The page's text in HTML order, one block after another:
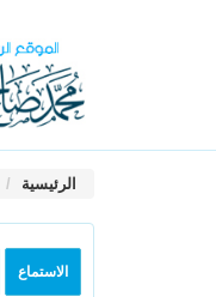
الرئيسية
الاستماع